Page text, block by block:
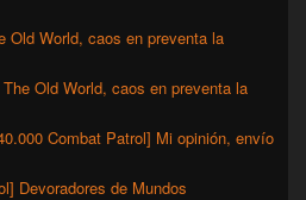
Old World, caos en preventa la
Old World, caos en preventa la
Combat Patrol] Mi opinión, envío
Devoradores de Mundos